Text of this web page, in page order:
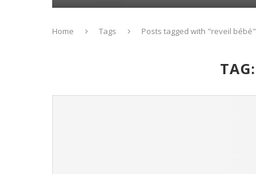
Home Tags Posts tagged with "reveil bébé"
TAG: